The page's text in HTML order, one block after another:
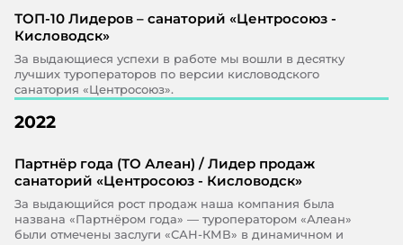
ТОП-10 Лидеров – санаторий «Центросоюз -
Кисловодск»
За выдающиеся успехи в работе мы вошли в десятку
лучших туроператоров по версии кисловодского
санатория «Центросоюз».
2022
Партнёр года (ТО Алеан) / Лидер продаж
санаторий «Центросоюз - Кисловодск»
За выдающийся рост продаж наша компания была
названа «Партнёром года» — туроператором «Алеан»
были отмечены заслуги «САН-КМВ» в динамичном и